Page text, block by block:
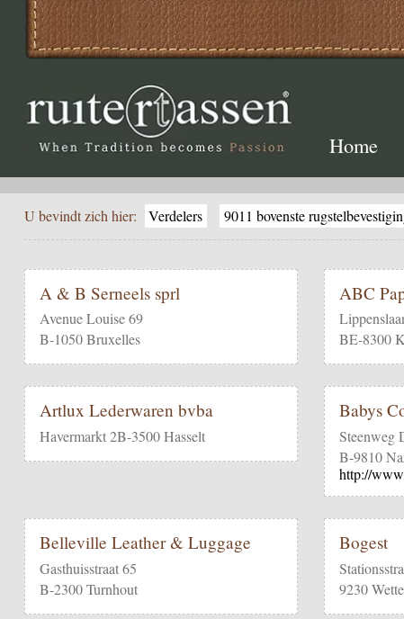
Home
U bevindt zich hier: Verdelers 9011 bovenste
A & B Serneels sprl
Avenue Louise 69
B-1050 Bruxelles
ABC
BE-8300
Artlux Lederwaren bvba
Havermarkt 2B-3500 Hasselt
Babys
Steenweg
B-9810
http://
Belleville Leather & Luggage
Gasthuisstraat 65
B-2300 Turnhout
Bogest
9230